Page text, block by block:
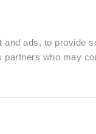
ads, to provide
who may